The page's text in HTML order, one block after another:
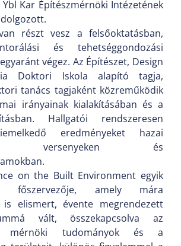
Kar Építészmérnöki Intézetének
részt vesz a felsőoktatásban,
és tehetséggondozási
végez. Az Építészet, Design
Doktori Iskola alapító tagja,
tanács tagjaként közreműködik
irányainak kialakításában és a
Hallgatói rendszeresen
eredményeket hazai
versenyeken és
on the Built Environment egyik
főszervezője, amely mára
is elismert, évente megrendezett
vált, összekapcsolva az
mérnöki tudományok és a